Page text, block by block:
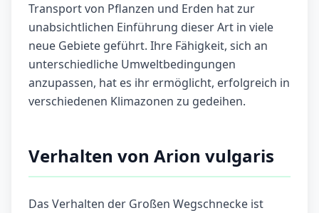
Transport von Pflanzen und Erden hat zur
unabsichtlichen Einführung dieser Art in viele
neue Gebiete geführt. Ihre Fähigkeit, sich an
unterschiedliche Umweltbedingungen
anzupassen, hat es ihr ermöglicht, erfolgreich in
verschiedenen Klimazonen zu gedeihen.
Verhalten von Arion vulgaris
Das Verhalten der Großen Wegschnecke ist